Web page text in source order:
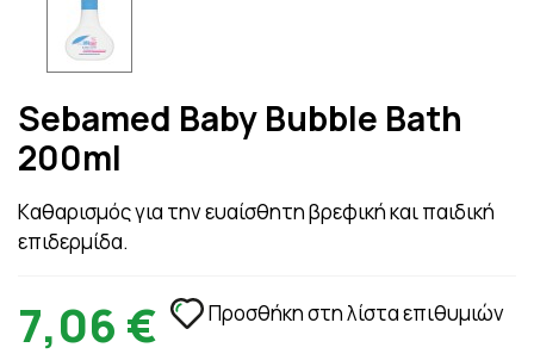
Sebamed Baby Bubble Bath
200ml
Kαθαρισμός για την ευαίσθητη βρεφική και παιδική
επιδερμίδα.
7,06 € Προσθήκη στη λίστα επιθυμιών